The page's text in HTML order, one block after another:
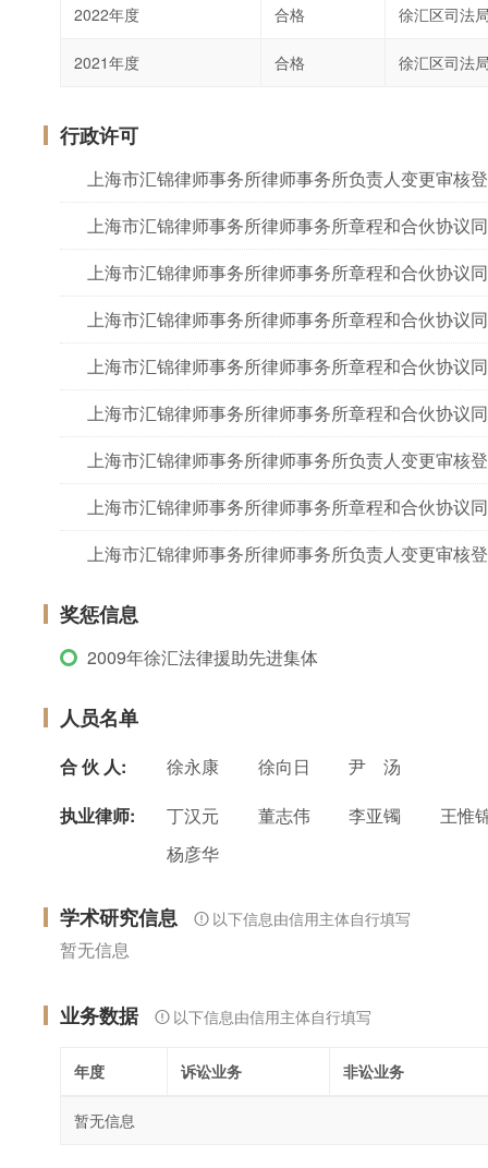
2022年度 合格 徐汇区司法
2021年度 合格 徐汇区司法
行政许可
上海市汇锦律师事务所律师事务所负责人变更审核
上海市汇锦律师事务所律师事务所章程和合伙协议
上海市汇锦律师事务所律师事务所章程和合伙协议
上海市汇锦律师事务所律师事务所章程和合伙协议
上海市汇锦律师事务所律师事务所章程和合伙协议
上海市汇锦律师事务所律师事务所章程和合伙协议
上海市汇锦律师事务所律师事务所负责人变更审核
上海市汇锦律师事务所律师事务所章程和合伙协议
上海市汇锦律师事务所律师事务所负责人变更审核
奖惩信息
2009年徐汇法律援助先进集体
人员名单
合 伙 人: 徐永康 徐向日
尹 汤
执业律师:
丁汉元 董志伟 李亚镯
王惟
杨彦华
学术研究信息 以下信息由信用主体自行填写
暂无信息
业务数据 以下信息由信用主体自行填写
年度 诉讼业务 非讼业务
暂无信息